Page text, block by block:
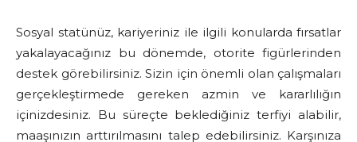
Sosyal statünüz, kariyeriniz ile ilgili konularda fırsatlar
yakalayacağınız bu dönemde, otorite figürlerinden
destek görebilirsiniz. Sizin için önemli olan çalışmaları
gerçekleştirmede gereken azmin ve kararlılığın
içinizdesiniz. Bu süreçte beklediğiniz terfiyi alabilir,
maaşınızın arttırılmasını talep edebilirsiniz. Karşınıza